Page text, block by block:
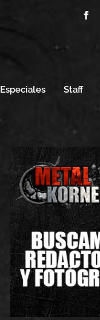
Especiales Staff